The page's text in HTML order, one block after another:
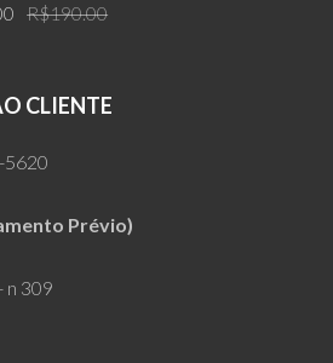
R$190.00
R$190.00.
R$179.00.
CLIENTE
5620
Prévio)
n 309